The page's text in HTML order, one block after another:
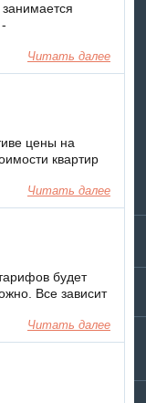
Читать далее
цены на
квартир
Читать далее
будет
Все зависит
Читать далее